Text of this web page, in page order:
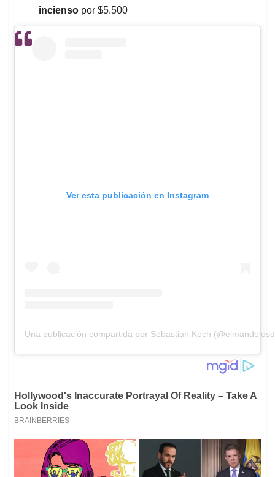
incienso por $5.500
Ver esta publicación en Instagram
Una publicación compartida por Sebastian Koch